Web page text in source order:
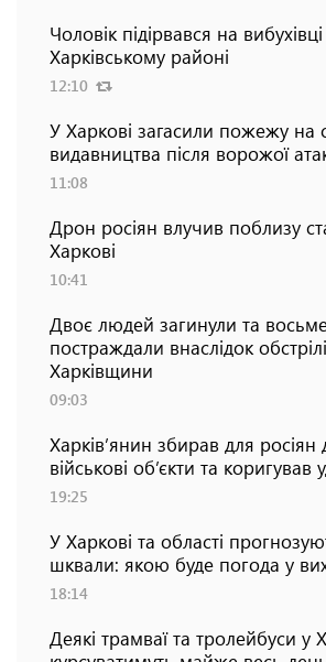
Чоловік підірвався на
Харківському районі
12:10
У Харкові загасили пожежу на
видавництва після ворожої
11:08
Дрон росіян влучив поблизу
Харкові
10:41
Двоє людей загинули та
постраждали внаслідок
Харківщини
09:03
Харків’янин збирав для росіян
військові об’єкти та коригував
19:25
У Харкові та області
шквали: якою буде погода у
18:14
Деякі трамваї та тролейбуси у